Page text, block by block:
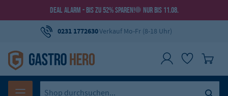
DEAL ALARM - BIS ZU 52% SPAREN! NUR BIS 11.08.
0231 1772630Verkauf Mo-Fr (8-18 Uhr)